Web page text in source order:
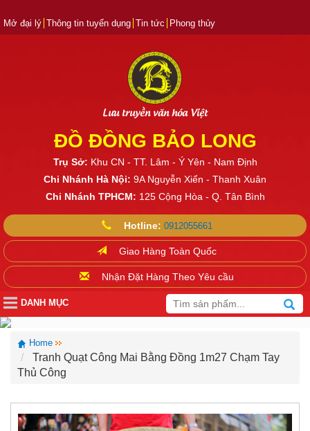
Mở đại lý Thông tin tuyển dụng Tin tức Phong thủy
Lưu truyền văn hóa Việt
ĐỒ ĐỒNG BẢO LONG
Trụ Sở: Khu CN - TT. Lâm - Ý Yên - Nam Định
Chi Nhánh Hà Nội: 9A Nguyễn Xiển - Thanh Xuân
Chi Nhánh TPHCM: 125 Cộng Hòa - Q. Tân Bình
Hotline: 0912055661
Giao Hàng Toàn Quốc
Nhận Đặt Hàng Theo Yêu cầu
DANH MỤC
Home
Tranh Quạt Công Mai Bằng Đồng 1m27 Chạm Tay
Thủ Công